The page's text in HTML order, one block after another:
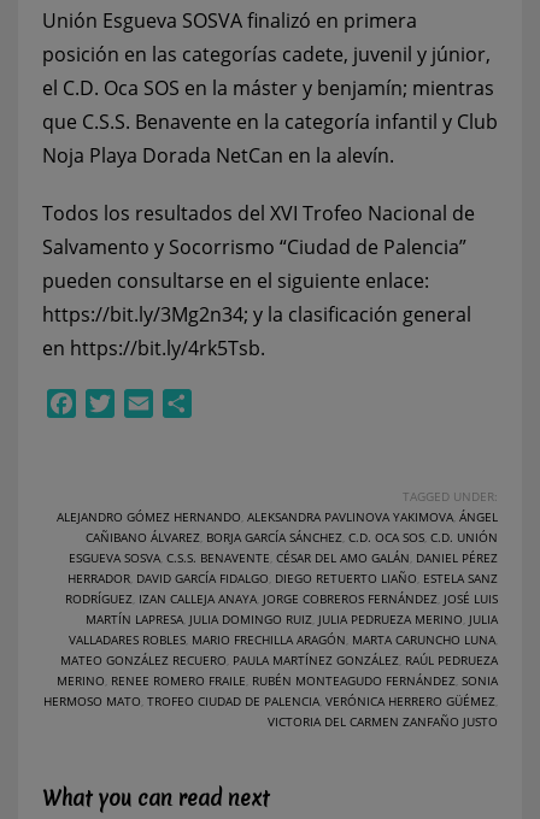
Unión Esgueva SOSVA finalizó en primera
posición en las categorías cadete, juvenil y júnior,
el C.D. Oca SOS en la máster y benjamín; mientras
que C.S.S. Benavente en la categoría infantil y Club
Noja Playa Dorada NetCan en la alevín.
Todos los resultados del XVI Trofeo Nacional de
Salvamento y Socorrismo “Ciudad de Palencia”
pueden consultarse en el siguiente enlace:
https://bit.ly/3Mg2n34; y la clasificación general
en https://bit.ly/4rk5Tsb.
FacebookTwitterEmail
TAGGED UNDER:
ALEJANDRO GÓMEZ HERNANDO, ALEKSANDRA PAVLINOVA YAKIMOVA, ÁNGEL
CAÑIBANO ÁLVAREZ, BORJA GARCÍA SÁNCHEZ, C.D. OCA SOS, C.D. UNIÓN
ESGUEVA SOSVA, C.S.S. BENAVENTE, CÉSAR DEL AMO GALÁN, DANIEL PÉREZ
HERRADOR, DAVID GARCÍA FIDALGO, DIEGO RETUERTO LIAÑO, ESTELA SANZ
RODRÍGUEZ, IZAN CALLEJA ANAYA, JORGE COBREROS FERNÁNDEZ, JOSÉ LUIS
MARTÍN LAPRESA, JULIA DOMINGO RUIZ, JULIA PEDRUEZA MERINO, JULIA
VALLADARES ROBLES, MARIO FRECHILLA ARAGÓN, MARTA CARUNCHO LUNA,
MATEO GONZÁLEZ RECUERO, PAULA MARTÍNEZ GONZÁLEZ, RAÚL PEDRUEZA
MERINO, RENEE ROMERO FRAILE, RUBÉN MONTEAGUDO FERNÁNDEZ, SONIA
HERMOSO MATO, TROFEO CIUDAD DE PALENCIA, VERÓNICA HERRERO GÜÉMEZ,
VICTORIA DEL CARMEN ZANFAÑO JUSTO
What you can read next